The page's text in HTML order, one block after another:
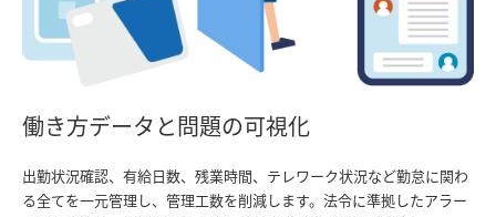
働き方データと問題の可視化
出勤状況確認、有給日数、残業時間、テレワーク状況など勤怠に関わ
る全てを一元管理し、管理工数を削減します。法令に準拠したアラー